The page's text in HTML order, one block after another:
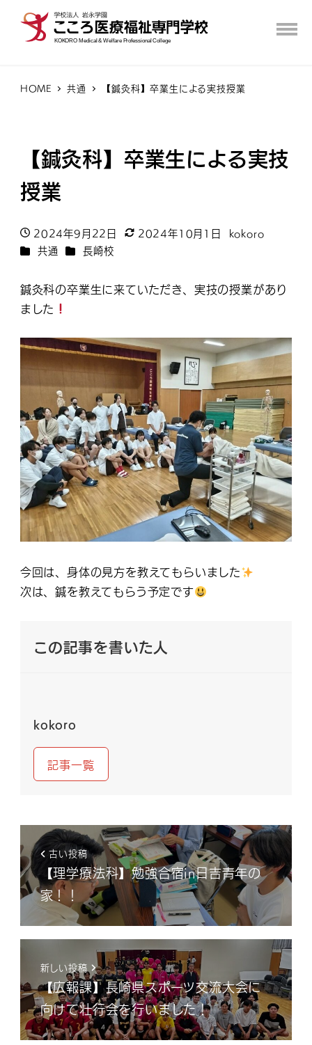
HOME 共通 【鍼灸科】卒業生による実技授業
【鍼灸科】卒業生による実技
授業
投稿日2024年9月22日 更新日2024年10月1日 著
kokoro
カテゴリー
共通 カテゴリー
長崎校
鍼灸科の卒業生に来ていただき、実技の授業があり
ました
今回は、身体の見方を教えてもらいました
次は、鍼を教えてもらう予定です
この記事を書いた人
kokoro
記事一覧
古い投稿
【理学療法科】勉強合宿in日吉青年の
家！！
新しい投稿
【広報課】長崎県スポーツ交流大会に
向けて壮行会を行いました！